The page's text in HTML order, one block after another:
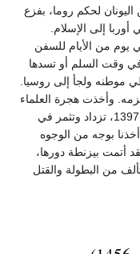
لحكم روما، بفزع
إلى الإسلام.
يوم من الأيام للسفن
في وقت السلم أو تسدها
موطنه ولجأ إلى روسيا.
وأخذت هجرة العلماء
إلى إيطاليا وفرنسا، التي كانت قد بدأت عام 1397، تزداد وتثمر في
أخذنا بوجه من الوجوه
أتمت بيزنطة دورها،
من البطولة والقتل